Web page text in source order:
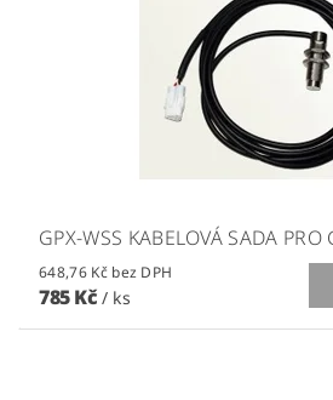
GPX-WSS KABELOVÁ SADA PRO
648,76 Kč bez DPH
785 Kč / ks